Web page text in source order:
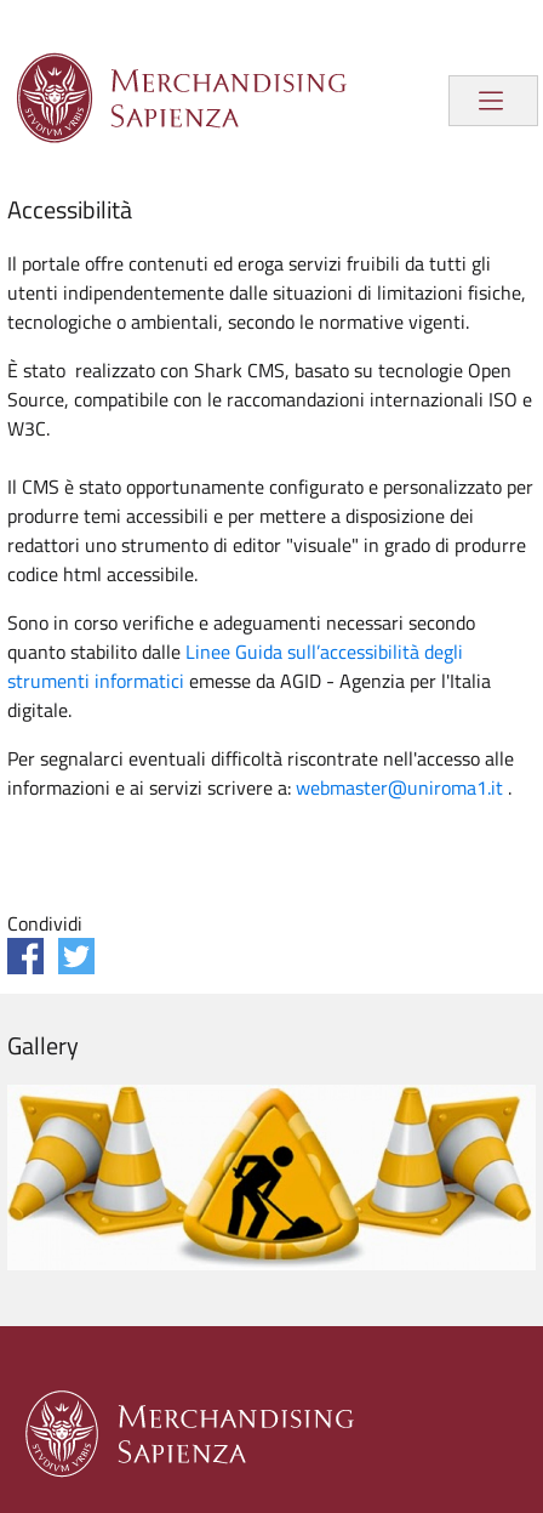
Accessibilità
Il portale offre contenuti ed eroga servizi fruibili da tutti gli
utenti indipendentemente dalle situazioni di limitazioni fisiche,
tecnologiche o ambientali, secondo le normative vigenti.
È stato realizzato con Shark CMS, basato su tecnologie Open
Source, compatibile con le raccomandazioni internazionali ISO e
W3C.
Il CMS è stato opportunamente configurato e personalizzato per
produrre temi accessibili e per mettere a disposizione dei
redattori uno strumento di editor "visuale" in grado di produrre
codice html accessibile.
Sono in corso verifiche e adeguamenti necessari secondo
quanto stabilito dalle Linee Guida sull’accessibilità degli
strumenti informatici emesse da AGID - Agenzia per l'Italia
digitale.
Per segnalarci eventuali difficoltà riscontrate nell'accesso alle
informazioni e ai servizi scrivere a:webmaster@uniroma1.it .
Condividi
Gallery